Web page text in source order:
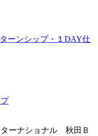
ーンシップ・１DAY仕
ーナショナル 秋田Ｂ